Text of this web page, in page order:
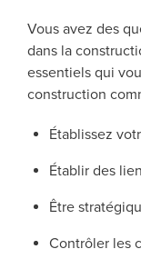
Vous avez des
dans la
essentiels qui
construction
Établissez
Établir des
Être
Contrôler les